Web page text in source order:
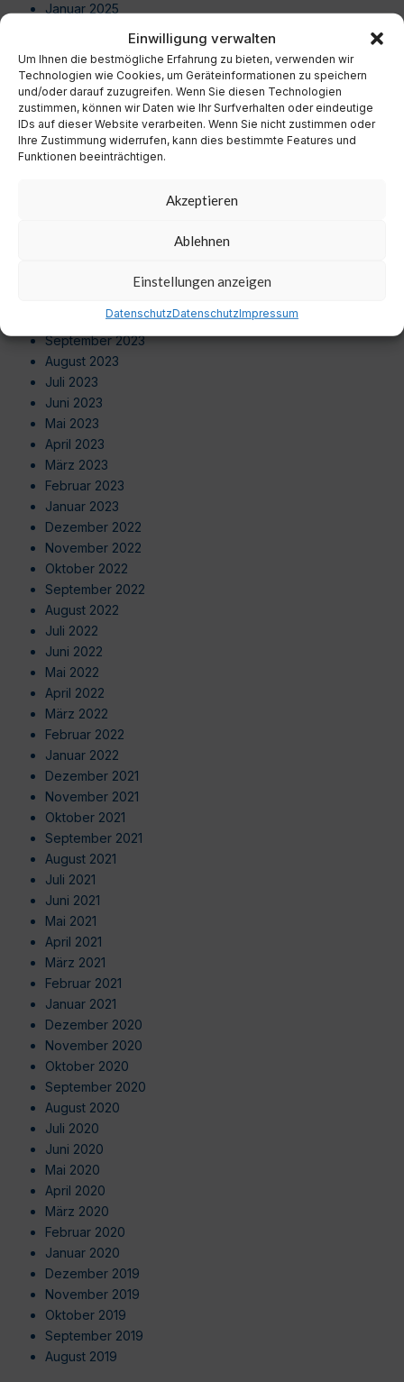
Einwilligung verwalten
Um Ihnen die bestmögliche Erfahrung zu bieten, verwenden wir
Technologien wie Cookies, um Geräteinformationen zu speichern
und/oder darauf zuzugreifen. Wenn Sie diesen Technologien
zustimmen, können wir Daten wie Ihr Surfverhalten oder eindeutige
IDs auf dieser Website verarbeiten. Wenn Sie nicht zustimmen oder
Ihre Zustimmung widerrufen, kann dies bestimmte Features und
Funktionen beeinträchtigen.
Akzeptieren
Ablehnen
Einstellungen anzeigen
DatenschutzDatenschutzImpressum
Januar 2025
Oktober 2024
September 2024
August 2024
Juli 2024
Juni 2024
Dezember 2023
Oktober 2023
September 2023
August 2023
Juli 2023
Juni 2023
Mai 2023
April 2023
März 2023
Februar 2023
Januar 2023
Dezember 2022
November 2022
Oktober 2022
September 2022
August 2022
Juli 2022
Juni 2022
Mai 2022
April 2022
März 2022
Februar 2022
Januar 2022
Dezember 2021
November 2021
Oktober 2021
September 2021
August 2021
Juli 2021
Juni 2021
Mai 2021
April 2021
März 2021
Februar 2021
Januar 2021
Dezember 2020
November 2020
Oktober 2020
September 2020
August 2020
Juli 2020
Juni 2020
Mai 2020
April 2020
März 2020
Februar 2020
Januar 2020
Dezember 2019
November 2019
Oktober 2019
September 2019
August 2019